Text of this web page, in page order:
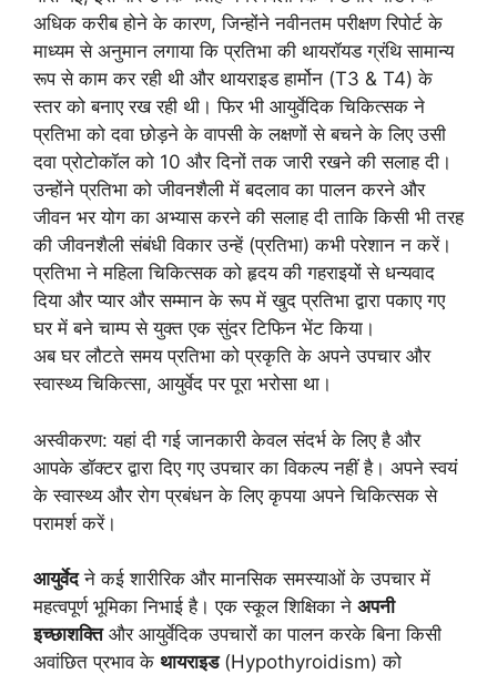
अधिक करीब होने के कारण, जिन्होंने नवीनतम परीक्षण रिपोर्ट के
माध्यम से अनुमान लगाया कि प्रतिभा की थायरॉयड ग्रंथि सामान्य
रूप से काम कर रही थी और थायराइड हार्मोन (T3 & T4) के
स्तर को बनाए रख रही थी। फिर भी आयुर्वेदिक चिकित्सक ने
प्रतिभा को दवा छोड़ने के वापसी के लक्षणों से बचने के लिए उसी
दवा प्रोटोकॉल को 10 और दिनों तक जारी रखने की सलाह दी।
उन्होंने प्रतिभा को जीवनशैली में बदलाव का पालन करने और
जीवन भर योग का अभ्यास करने की सलाह दी ताकि किसी भी तरह
की जीवनशैली संबंधी विकार उन्हें (प्रतिभा) कभी परेशान न करें।
प्रतिभा ने महिला चिकित्सक को हृदय की गहराइयों से धन्यवाद
दिया और प्यार और सम्मान के रूप में खुद प्रतिभा द्वारा पकाए गए
घर में बने चाम्प से युक्त एक सुंदर टिफिन भेंट किया।
अब घर लौटते समय प्रतिभा को प्रकृति के अपने उपचार और
स्वास्थ्य चिकित्सा, आयुर्वेद पर पूरा भरोसा था।
अस्वीकरण: यहां दी गई जानकारी केवल संदर्भ के लिए है और
आपके डॉक्टर द्वारा दिए गए उपचार का विकल्प नहीं है। अपने स्वयं
के स्वास्थ्य और रोग प्रबंधन के लिए कृपया अपने चिकित्सक से
परामर्श करें।
आयुर्वेदने कई शारीरिक और मानसिक समस्याओं के उपचार में
महत्वपूर्ण भूमिका निभाई है। एक स्कूल शिक्षिका ने अपनी
इच्छाशक्तिऔर आयुर्वेदिक उपचारों का पालन करके बिना किसी
अवांछित प्रभाव के थायराइड(Hypothyroidism) को